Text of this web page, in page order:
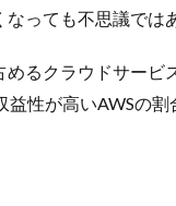
っても不思議では
めるクラウドサービ
益性が高いAWSの